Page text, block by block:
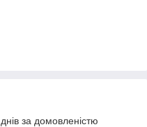
за домовленістю